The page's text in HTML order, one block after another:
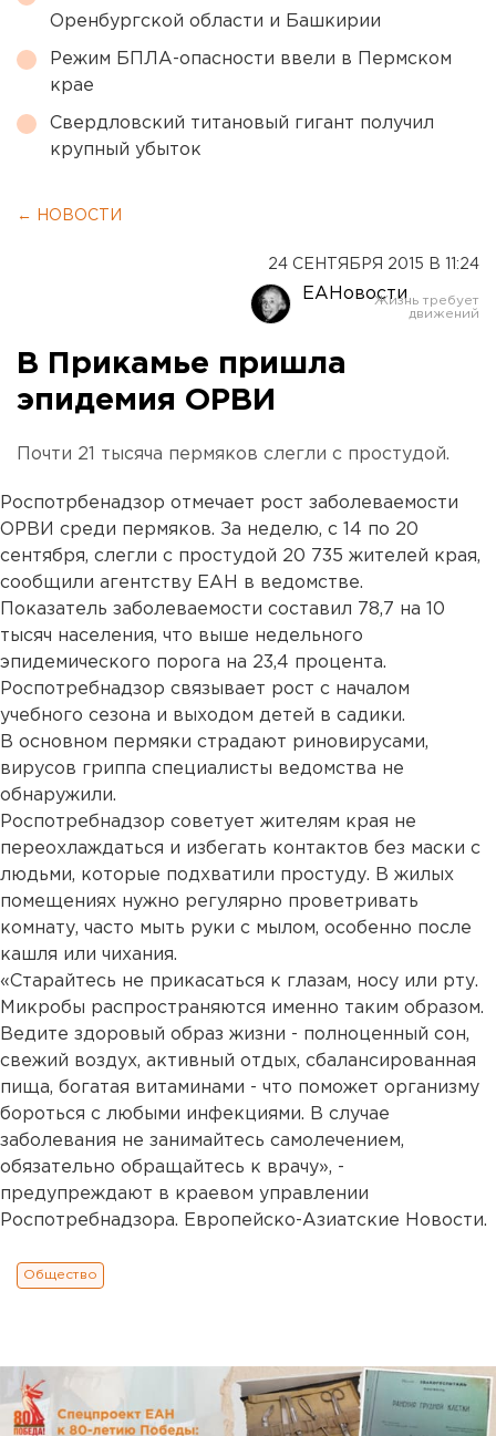
Оренбургской области и Башкирии
Режим БПЛА-опасности ввели в Пермском
крае
Свердловский титановый гигант получил
крупный убыток
← НОВОСТИ
24 СЕНТЯБРЯ 2015 В 11:24
ЕАНовости
В Прикамье пришла
эпидемия ОРВИ
Почти 21 тысяча пермяков слегли с простудой.
Роспотрбенадзор отмечает рост заболеваемости
ОРВИ среди пермяков. За неделю, с 14 по 20
сентября, слегли с простудой 20 735 жителей края,
сообщили агентству ЕАН в ведомстве.
Показатель заболеваемости составил 78,7 на 10
тысяч населения, что выше недельного
эпидемического порога на 23,4 процента.
Роспотребнадзор связывает рост с началом
учебного сезона и выходом детей в садики.
В основном пермяки страдают риновирусами,
вирусов гриппа специалисты ведомства не
обнаружили.
Роспотребнадзор советует жителям края не
переохлаждаться и избегать контактов без маски с
людьми, которые подхватили простуду. В жилых
помещениях нужно регулярно проветривать
комнату, часто мыть руки с мылом, особенно после
кашля или чихания.
«Старайтесь не прикасаться к глазам, носу или рту.
Микробы распространяются именно таким образом.
Ведите здоровый образ жизни - полноценный сон,
свежий воздух, активный отдых, сбалансированная
пища, богатая витаминами - что поможет организму
бороться с любыми инфекциями. В случае
заболевания не занимайтесь самолечением,
обязательно обращайтесь к врачу», -
предупреждают в краевом управлении
Роспотребнадзора. Европейско-Азиатские Новости.
Общество